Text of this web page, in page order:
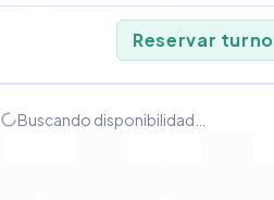
Reservar turno
progress_activityBuscando disponibilidad…